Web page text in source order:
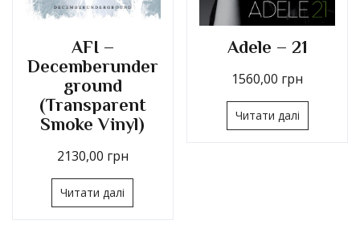
AFI –
Decemberunder
ground
(Transparent
Smoke Vinyl)
2130,00 грн
Читати далі
Adele – 21
1560,00 грн
Читати далі